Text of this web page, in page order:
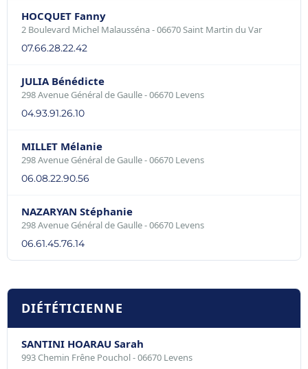
HOCQUET Fanny
2 Boulevard Michel Malausséna - 06670 Saint Martin du Var
07.66.28.22.42
JULIA Bénédicte
298 Avenue Général de Gaulle - 06670 Levens
04.93.91.26.10
MILLET Mélanie
298 Avenue Général de Gaulle - 06670 Levens
06.08.22.90.56
NAZARYAN Stéphanie
298 Avenue Général de Gaulle - 06670 Levens
06.61.45.76.14
DIÉTÉTICIENNE
SANTINI HOARAU Sarah
993 Chemin Frêne Pouchol - 06670 Levens